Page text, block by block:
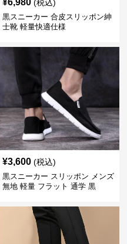
¥6,980 (税込)
黒スニーカー 合皮スリッポン紳
士靴 軽量快適仕様
¥3,600 (税込)
黒スニーカー スリッポン メンズ
無地 軽量 フラット 通学 黒